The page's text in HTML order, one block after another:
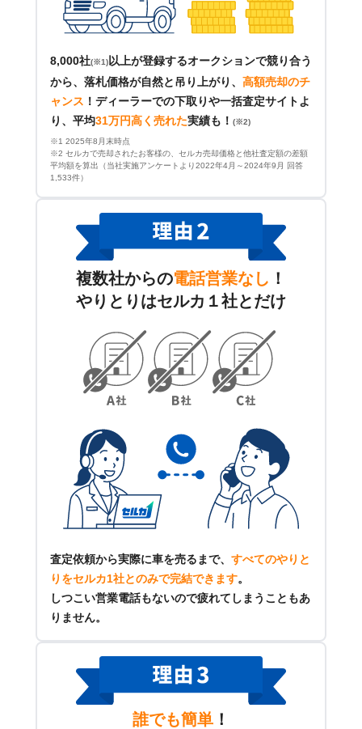
8,000社(※1) 以上が登録するオークションで競り合う
から、落札価格が自然と吊り上がり、 高額売却のチ
ャンス ！ ディーラーでの下取りや一括査定サイトよ
り、平均31万円高く売れた実績も！ (※2)
※1 2025年8月末時点
※2 セルカで売却されたお客様の、セルカ売却価格と他社査定額の差額
平均額を算出（当社実施アンケートより2022年4月～2024年9月 回答
1,533件）
複数社からの電話営業なし ！
やりとりはセルカ１社とだけ
査定依頼から実際に車を売るまで、 すべてのやりと
りをセルカ1社とのみで完結できます。
しつこい営業電話もないので疲れてしまうこともあ
りません。
誰でも簡単 ！